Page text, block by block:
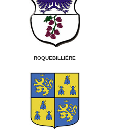
ROQUEBILLIÈRE